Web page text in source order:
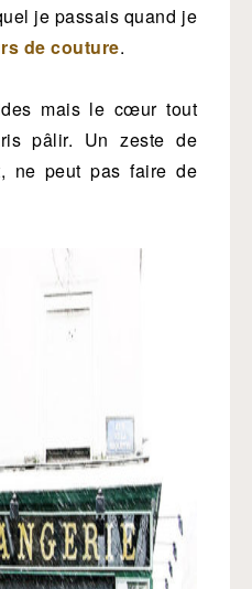
je passais quand je
de couture.
mais le cœur tout
pâlir. Un zeste de
ne peut pas faire de